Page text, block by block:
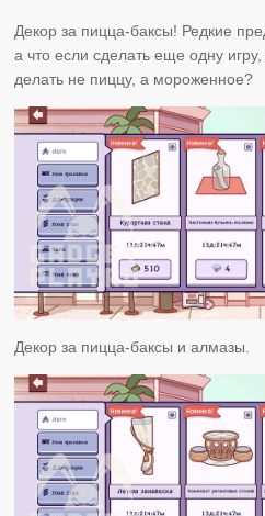
Декор за пицца-баксы! Редкие
а что если сделать еще одну
делать не пиццу, а мороженное?
Декор за пицца-баксы и алмазы.